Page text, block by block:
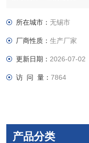
定性结果。我们的冲样器
能给您带来完美制样体验
PM200 冲样器适合冲切
所在城市：无锡市
厂商性质：生产厂家
更新日期： 2026-07-02
访 问 量：7864
产品分类